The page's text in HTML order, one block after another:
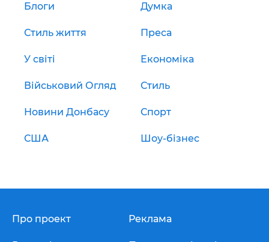
Блоги Думка
Стиль життя Преса
У світі Економіка
Військовий Огляд Стиль
Новини Донбасу Спорт
США Шоу-бізнес
Про проект Реклама